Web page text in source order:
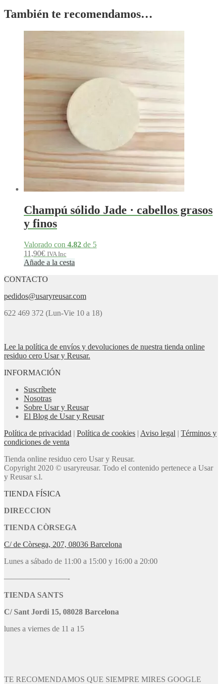
También te recomendamos…
Champú sólido Jade · cabellos grasos
y finos
Valorado con 4.82 de 5
11,90€ IVA Inc
Añade a la cesta
CONTACTO
pedidos@usaryreusar.com
622 469 372 (Lun-Vie 10 a 18)
Lee la política de envíos y devoluciones de nuestra tienda online
residuo cero Usar y Reusar.
INFORMACIÓN
Suscríbete
Nosotras
Sobre Usar y Reusar
El Blog de Usar y Reusar
Política de privacidad | Política de cookies | Aviso legal | Términos y
condiciones de venta
Tienda online residuo cero Usar y Reusar.
Copyright 2020 © usaryreusar. Todo el contenido pertenece a Usar
y Reusar s.l.
TIENDA FÍSICA
DIRECCION
TIENDA CÒRSEGA
C/ de Còrsega, 207, 08036 Barcelona
Lunes a sábado de 11:00 a 15:00 y 16:00 a 20:00
————————-
TIENDA SANTS
C/ Sant Jordi 15, 08028 Barcelona
lunes a viernes de 11 a 15
TE RECOMENDAMOS QUE SIEMPRE MIRES GOOGLE